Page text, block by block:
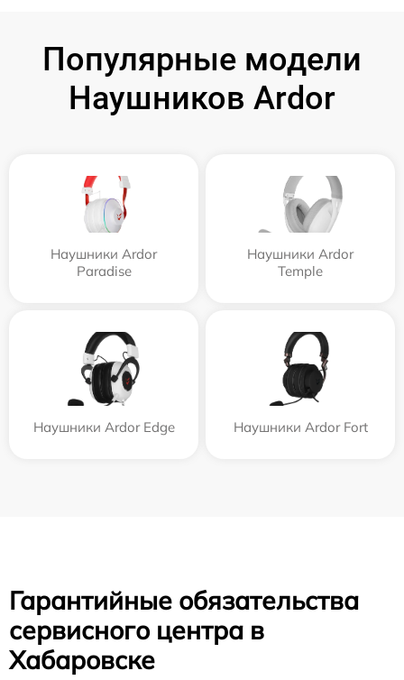
Популярные модели
Наушников Ardor
Наушники Ardor
Paradise
Наушники Ardor
Temple
Наушники Ardor Edge Наушники Ardor Fort
Гарантийные обязательства
сервисного центра в
Хабаровске